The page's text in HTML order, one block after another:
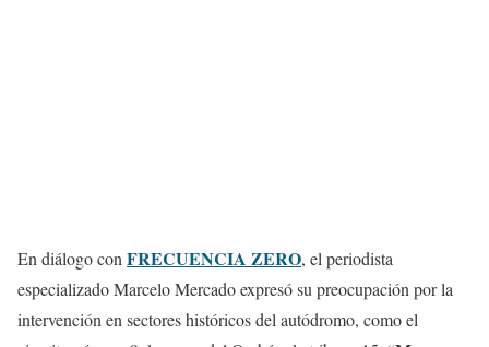
En diálogo con FRECUENCIA ZERO, el periodista
especializado Marcelo Mercado expresó su preocupación por la
intervención en sectores históricos del autódromo, como el